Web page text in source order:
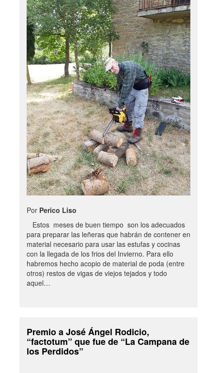
Por Perico Liso
Estos meses de buen tiempo son los adecuados
para preparar las leñeras que habrán de contener en
material necesario para usar las estufas y cocinas
con la llegada de los frios del Invierno. Para ello
habremos hecho acopio de material de poda (entre
otros) restos de vigas de viejos tejados y todo
aquel…
Premio a José Ángel Rodicio,
“factotum” que fue de “La Campana de
los Perdidos”